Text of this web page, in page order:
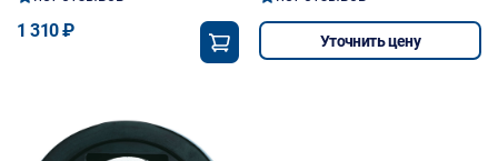
1 310 ₽ Уточнить цену